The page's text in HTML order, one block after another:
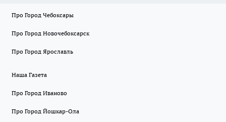
Про Город Чебоксары
Про Город Новочебоксарск
Про Город Ярославль
Наша Газета
Про Город Иваново
Про Город Йошкар-Ола